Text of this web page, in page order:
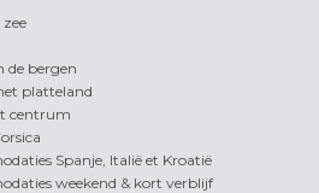
de bergen
platteland
centrum
Spanje, Italië et Kroatië
weekend & kort verblijf